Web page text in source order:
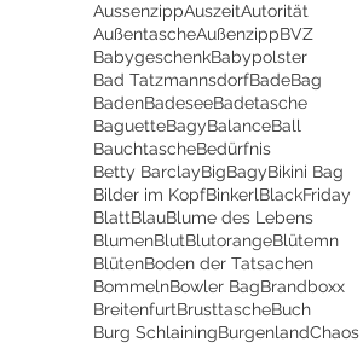
AussenzippAuszeitAutorität
AußentascheAußenzippBVZ
BabygeschenkBabypolster
Bad TatzmannsdorfBadeBag
BadenBadeseeBadetasche
BaguetteBagyBalanceBall
BauchtascheBedürfnis
Betty BarclayBigBagyBikini Bag
Bilder im KopfBinkerlBlackFriday
BlattBlauBlume des Lebens
BlumenBlutBlutorangeBlütemn
BlütenBoden der Tatsachen
BommelnBowler BagBrandboxx
BreitenfurtBrusttascheBuch
Burg SchlainingBurgenlandChaos